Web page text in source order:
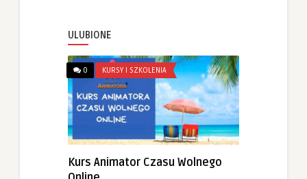
ULUBIONE
0 KURSY I SZKOLENIA
Kurs Animator Czasu Wolnego